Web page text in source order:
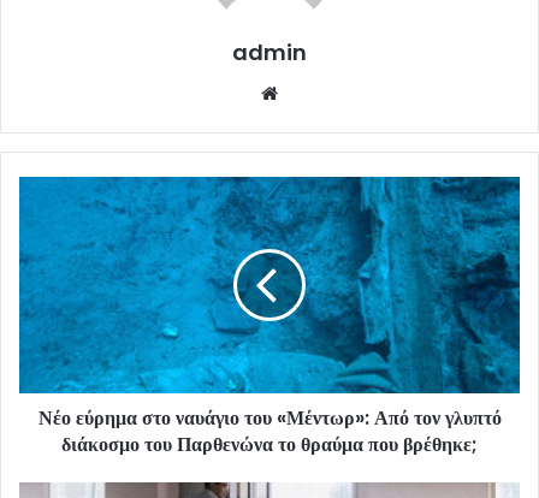
admin
Νέο εύρημα στο ναυάγιο του «Μέντωρ»: Από τον γλυπτό
διάκοσμο του Παρθενώνα το θραύμα που βρέθηκε;